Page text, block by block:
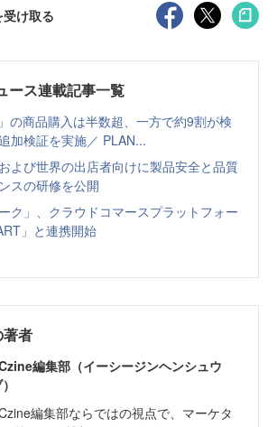
け取る
ース連載記事一覧
の商品購入は半数超、一方で約9割が検
加検証を実施／ PLAN...
よび世界の出店者向けに製品安全と品質
スの研修を公開
ク」、クラウドコマースプラットフォー
」と連携開始
著者
編集部（イーシージンヘンシュウ
編集部ならではの視点で、マーケタ